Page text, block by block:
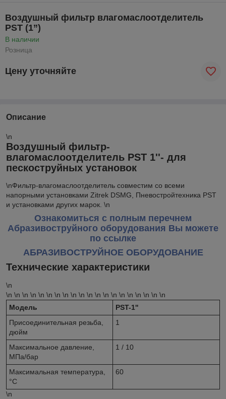
Воздушный фильтр влагомаслоотделитель
PST (1”)
В наличии
Розница
Цену уточняйте
Описание
\n
Воздушный фильтр-
влагомаслоотделитель PST 1''- для
пескоструйных установок
\nФильтр-влагомаслоотделитель совместим со всеми
напорными установками Zitrek DSMG, Пневостройтехника PST
и установками других марок. \n
Ознакомиться с полным перечнем
Абразивоструйного оборудования Вы можете
по ссылке
АБРАЗИВОСТРУЙНОЕ ОБОРУДОВАНИЕ
Технические характеристики
\n
\n \n \n \n \n \n \n \n \n \n \n \n \n \n \n \n \n \n \n \n
Модель
PST-1''
Присоединительная резьба,
дюйм
1
Максимальное давление,
МПа/бар
1 / 10
Максимальная температура,
°C
60
\n